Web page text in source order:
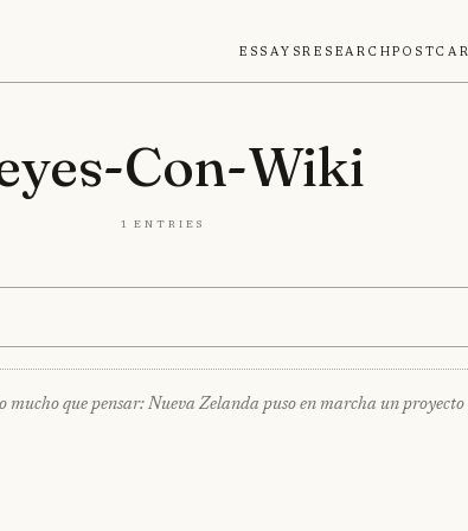
EssaysResearch
Con-Wiki
1 entries
que pensar: Nueva Zelanda puso en marcha un